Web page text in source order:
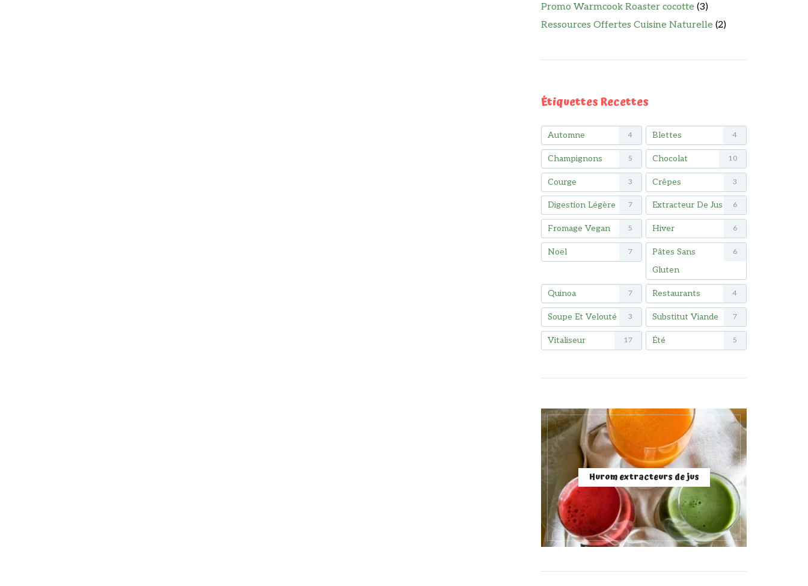
Promo Warmcook Roaster cocotte (3)
Ressources Offertes Cuisine Naturelle (2)
Étiquettes Recettes
Automne 4 Blettes 4
Champignons 5 Chocolat 10
Courge 3 Crêpes 3
Digestion Légère 7 Extracteur De Jus 6
Fromage Vegan 5 Hiver 6
Noël 7
Pâtes Sans
Gluten
6
Quinoa 7 Restaurants 4
Soupe Et Velouté 3 Substitut Viande 7
Vitaliseur 17 Été 5
Hurom extracteurs de jus